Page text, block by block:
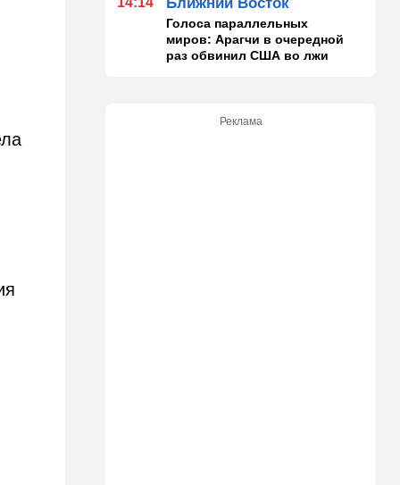
Голоса параллельных
миров: Арагчи в очередной
раз обвинил США во лжи
“шимпанзе оставались у
Реклама